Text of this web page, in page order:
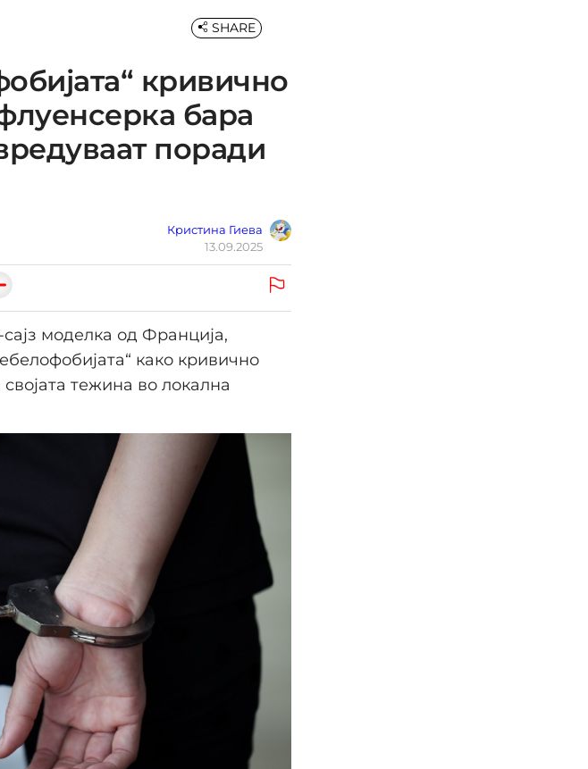
кривично
бара
поради
Кристина Гиева
13.09.2025
SHARE
моделка од Франција,
како кривично
тежина во локална